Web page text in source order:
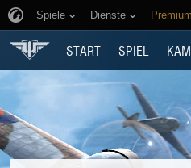
Spiele Dienste
START SPIEL